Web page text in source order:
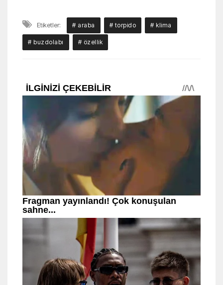
Etiketler: # araba # torpido # klima
# buzdolabı # özellik